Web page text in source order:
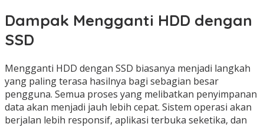
Dampak Mengganti HDD dengan
SSD
Mengganti HDD dengan SSD biasanya menjadi langkah
yang paling terasa hasilnya bagi sebagian besar
pengguna. Semua proses yang melibatkan penyimpanan
data akan menjadi jauh lebih cepat. Sistem operasi akan
berjalan lebih responsif, aplikasi terbuka seketika, dan